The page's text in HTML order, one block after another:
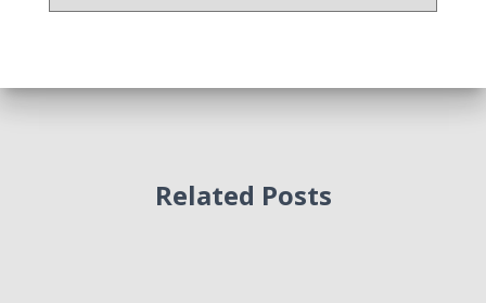
Related Posts